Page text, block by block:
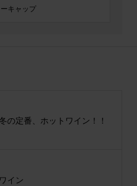
キャップ
の定番、ホットワイン！！
イン